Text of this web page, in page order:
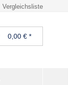
Vergleichsliste
0,00 €*